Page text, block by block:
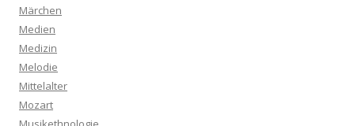
Märchen
Medien
Medizin
Melodie
Mittelalter
Mozart